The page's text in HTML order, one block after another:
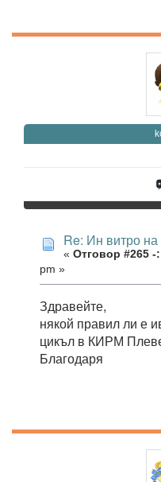
Re: Ин витро на
« Отговор #265 -:
pm »
Здравейте,
някой правил ли е
цикъл в КИРМ
Благодаря